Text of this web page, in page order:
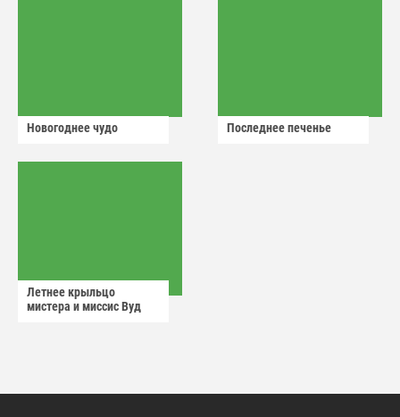
Новогоднее чудо Последнее печенье
Летнее крыльцо
мистера и миссис Вуд